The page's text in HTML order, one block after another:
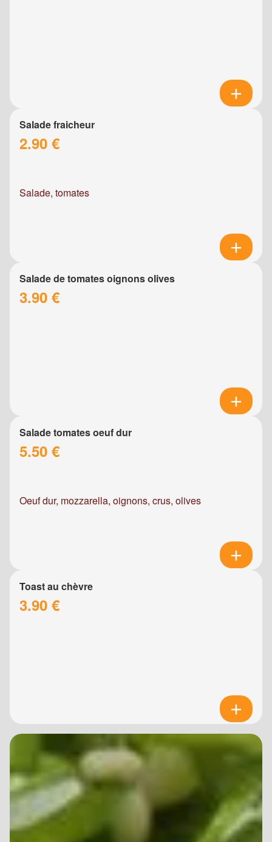
Salade fraicheur
2.90 €
Salade, tomates
Salade de tomates oignons olives
3.90 €
Salade tomates oeuf dur
5.50 €
Oeuf dur, mozzarella, oignons, crus, olives
Toast au chèvre
3.90 €